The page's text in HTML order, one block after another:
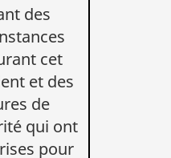
des
cet
et des
de
qui ont
pour